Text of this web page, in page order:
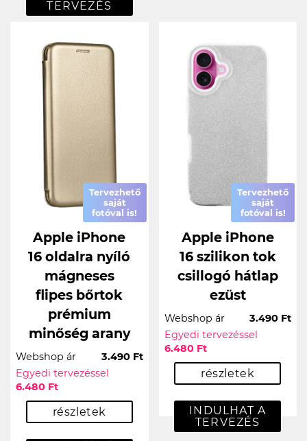
TERVEZÉS
Tervezhető
saját
fotóval is!
Apple iPhone
16 oldalra nyíló
mágneses
flipes bőrtok
prémium
minőség arany
Webshop ár
3.490 Ft
Egyedi tervezéssel
6.480 Ft
részletek
Tervezhető
saját
fotóval is!
Apple iPhone
16 szilikon tok
csillogó hátlap
ezüst
Webshop ár
3.490 Ft
Egyedi tervezéssel
6.480 Ft
részletek
INDULHAT A
TERVEZÉS